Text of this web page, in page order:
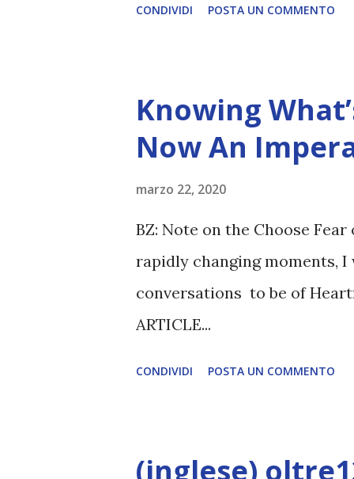
CONDIVIDI POSTA UN COMMENTO
Knowing
Now An
marzo 22, 2020
BZ: Note on the Choose
rapidly changing moments, I
conversations to be of
ARTICLE...
CONDIVIDI POSTA UN COMMENTO
(inglese)